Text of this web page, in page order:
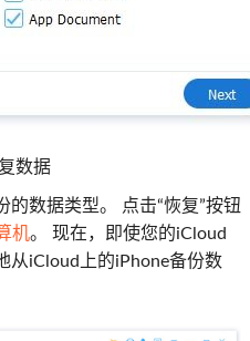
数据
的数据类型。 点击“恢复”按钮
机。 现在，即使您的iCloud
从iCloud上的iPhone备份数